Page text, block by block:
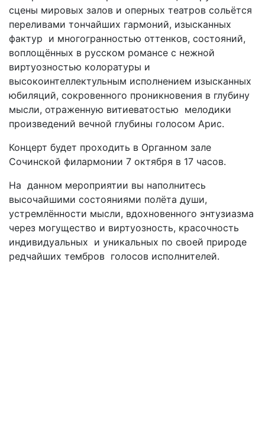
сцены мировых залов и оперных театров сольётся
переливами тончайших гармоний, изысканных
фактур и многогранностью оттенков, состояний,
воплощённых в русском романсе с нежной
виртуозностью колоратуры и
высокоинтеллектульным исполнением изысканных
юбиляций, сокровенного проникновения в глубину
мысли, отраженную витиеватостью мелодики
произведений вечной глубины голосом Арис.
Концерт будет проходить в Органном зале
Сочинской филармонии 7 октября в 17 часов.
На данном мероприятии вы наполнитесь
высочайшими состояниями полёта души,
устремлённости мысли, вдохновенного энтузиазма
через могущество и виртуозность, красочность
индивидуальных и уникальных по своей природе
редчайших тембров голосов исполнителей.